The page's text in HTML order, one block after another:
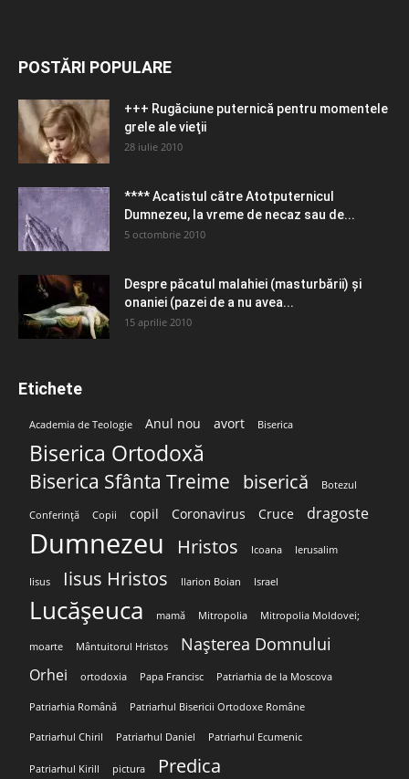
POSTĂRI POPULARE
+++ Rugăciune puternică pentru momentele
grele ale vieţii
28 iulie 2010
**** Acatistul către Atotputernicul
Dumnezeu, la vreme de necaz sau de...
5 octombrie 2010
Despre păcatul malahiei (masturbării) şi
onaniei (pazei de a nu avea...
15 aprilie 2010
Etichete
Academia de Teologie Anul nou avort Biserica
Biserica Ortodoxă
Biserica Sfânta Treime biserică Botezul
Conferință Copii copil Coronavirus Cruce dragoste
Dumnezeu Hristos Icoana Ierusalim
Iisus Iisus Hristos Ilarion Boian Israel
Lucășeuca mamă Mitropolia Mitropolia Moldovei;
moarte Mântuitorul Hristos Nașterea Domnului
Orhei ortodoxia Papa Francisc Patriarhia de la Moscova
Patriarhia Română Patriarhul Bisericii Ortodoxe Române
Patriarhul Chiril Patriarhul Daniel Patriarhul Ecumenic
Patriarhul Kirill pictura Predica